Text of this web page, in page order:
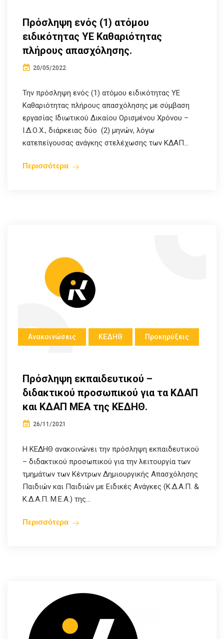
Πρόσληψη ενός (1) ατόμου
ειδικότητας ΥΕ Καθαριότητας
πλήρους απασχόλησης.
20/05/2022
Την πρόσληψη ενός (1) ατόμου ειδικότητας ΥΕ
Καθαριότητας πλήρους απασχόλησης με σύμβαση
εργασίας Ιδιωτικού Δικαίου Ορισμένου Χρόνου –
Ι.Δ.Ο.Χ., διάρκειας δύο (2) μηνών, λόγω
κατεπείγουσας ανάγκης στελέχωσης των ΚΔΑΠ...
Περισσότερα
Ανακοινώσεις ΚΕΔΗΘ Προκηρύξεις
Πρόσληψη εκπαιδευτικού –
διδακτικού προσωπικού για τα ΚΔΑΠ
και ΚΔΑΠ ΜΕΑ της ΚΕΔΗΘ.
26/11/2021
Η ΚΕΔΗΘ ανακοινώνει την πρόσληψη εκπαιδευτικού
– διδακτικού προσωπικού για την λειτουργία των
τμημάτων των Κέντρων Δημιουργικής Απασχόλησης
Παιδιών και Παιδιών με Ειδικές Ανάγκες (Κ.Δ.Α.Π. &
Κ.Δ.Α.Π. Μ.Ε.Α.) της...
Περισσότερα